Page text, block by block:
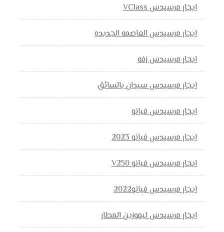
ايجار مرسيدس VClass
ايجار مرسيدس العاصمه الجديده
ايجار مرسيدس زفه
ايجار مرسيدس سيدان بالسائق
ايجار مرسيدس فيانو
ايجار مرسيدس فيانو 2023
ايجار مرسيدس فيانو V250
ايجار مرسيدس فيانو2022
ايجار مرسيدس ليموزين المطار